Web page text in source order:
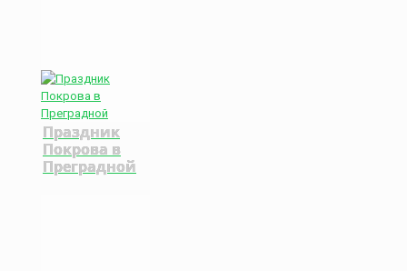
Праздник
Покрова в
Преградной